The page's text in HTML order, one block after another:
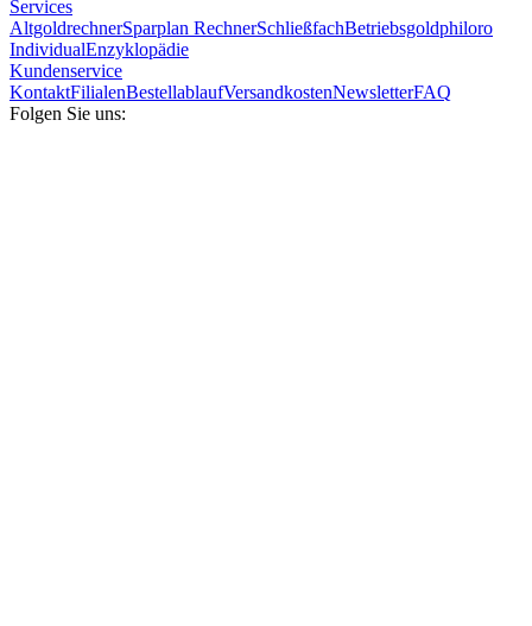
Services
AltgoldrechnerSparplan RechnerSchließfachBetriebsgoldphiloro
IndividualEnzyklopädie
Kundenservice
KontaktFilialenBestellablaufVersandkostenNewsletterFAQ
Folgen Sie uns: